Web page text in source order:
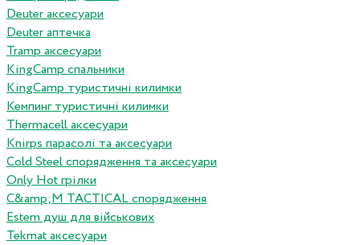
Deuter аксесуари
Deuter аптечка
Tramp аксесуари
KingCamp спальники
KingCamp туристичні килимки
Кемпинг туристичні килимки
Thermacell аксесуари
Knirps парасолі та аксесуари
Cold Steel спорядження та аксесуари
Only Hot грілки
C&amp;M TACTICAL спорядження
Estem душ для військових
Tekmat аксесуари